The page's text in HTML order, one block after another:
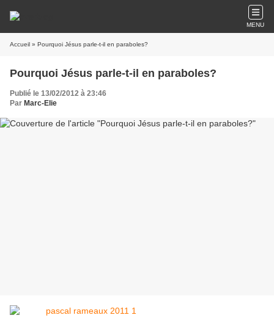
MENU
Accueil » Pourquoi Jésus parle-t-il en paraboles?
Pourquoi Jésus parle-t-il en paraboles?
Publié le 13/02/2012 à 23:46
Par Marc-Elie